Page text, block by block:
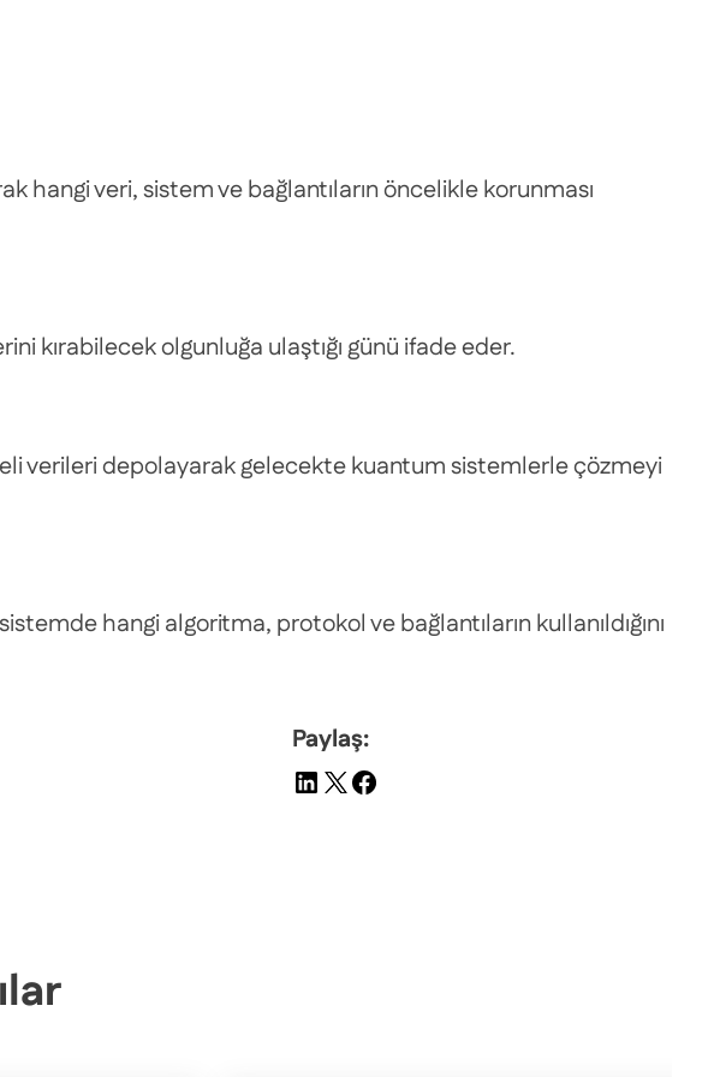
hangi veri, sistem ve bağlantıların öncelikle korunması
kırabilecek olgunluğa ulaştığı günü ifade eder.
verileri depolayarak gelecekte kuantum sistemlerle çözmeyi
hangi algoritma, protokol ve bağlantıların kullanıldığını
Paylaş: